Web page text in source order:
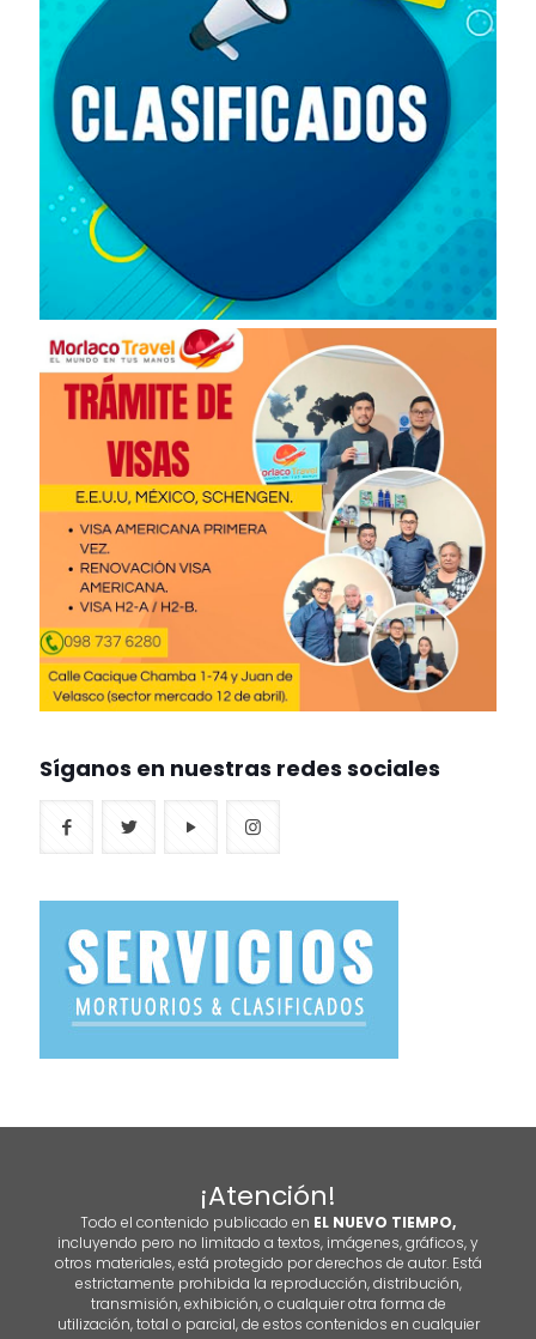
Síganos en nuestras redes sociales
¡Atención!
Todo el contenido publicado en EL NUEVO TIEMPO,
incluyendo pero no limitado a textos, imágenes, gráficos, y
otros materiales, está protegido por derechos de autor. Está
estrictamente prohibida la reproducción, distribución,
transmisión, exhibición, o cualquier otra forma de
utilización, total o parcial, de estos contenidos en cualquier